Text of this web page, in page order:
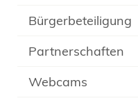
Bürgerbeteiligung
Partnerschaften
Webcams